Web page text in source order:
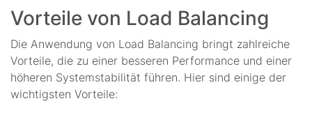
Vorteile von Load Balancing
Die Anwendung von Load Balancing bringt zahlreiche
Vorteile, die zu einer besseren Performance und einer
höheren Systemstabilität führen. Hier sind einige der
wichtigsten Vorteile: